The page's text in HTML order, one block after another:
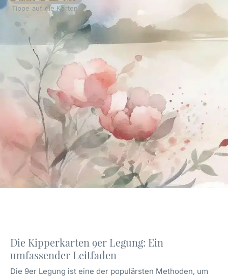
Tippe auf die Karten
Die Kipperkarten 9er Legung: Ein
umfassender Leitfaden
Die 9er Legung ist eine der populärsten Methoden, um